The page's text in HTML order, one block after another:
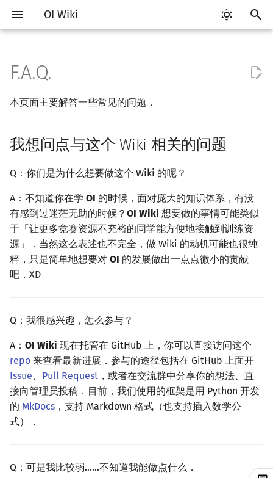
OI Wiki
开
搜
索
我想问点与这个 Wiki 相关的
问题
比赛相关简介
题型
学习路线
学习资源
技巧
常见错误
常见技巧
出题
工具软件简介
VS Code
Atom
Eclipse
Notepad++
Kate
Geany
Xcode
GUIDE
CP Editor
评测工具 Cena
CCR Plus
Lemon
命令行
命令行编译与调试
编译器
WSL (Windows 10)
Testlib
Generator
Validator
Interactor
Checker
Polygon
OJ 工具
LaTeX 入门
语言基础简介
变量
运算
流程控制语句
高级数据类型
函数
C++ 标准库 STL 算法
bitset
string
pair
C++ 进阶
值类别
重载运算符
引用
常量
新版 C++ 特性
编译优化
C++ 与其他常用语言的区别
Pascal 转 C++ 急救
Python 速成
Java 进阶
算法基础简介
枚举
模拟
递归 & 分治
贪心
排序
冒泡排序
插入排序
计数排序
基数排序
快速排序
桶排序
希尔排序
锦标赛排序
排序相关 STL
二分
倍增
构造
搜索部分简介
BFS（搜索）
双向搜索
启发式搜索
A*
迭代加深搜索
回溯法
Dancing Links
Alpha–Beta 剪枝
优化
动态规划部分简介
记忆化搜索
背包 DP
区间 DP
DAG 上的 DP
树形 DP
数位 DP
插头 DP
计数 DP
动态 DP
DP 套 DP
斜率优化
四边形不等式优化
Slope Trick 优化
WQS 二分
状态设计优化
字符串部分简介
标准库
字符串匹配
字符串哈希
字典树 (Trie)
前缀函数与 KMP 算法
Z 函数（扩展 KMP）
AC 自动机
后缀数组 (SA)
后缀自动机 (SAM)
广义后缀自动机
数学部分简介
数字系统 平衡三进制
格雷码
位操作
二进制集合操作
高精度计算
快速幂
弧度制与坐标系
复数
数论
素数
最大公约数
欧拉函数
筛法
分解质因数
模逆元
线性同余方程
中国剩余定理
阶乘取模
多项式与生成函数
快速傅里叶变换
快速数论变换
快速沃尔什变换
Chirp Z 变换
多项式牛顿迭代
常系数齐次线性递推
多项式平移|连续点值平移
符号化方法
形式幂级数复合|复合逆
容斥原理
斐波那契数列
错位排列
卡特兰数
斯特林数
Entringer Number
Eulerian Number
分拆数
Pólya 计数
线性代数
内积和外积
矩阵
初等变换
行列式
线性空间
特征多项式
对角化
Jordan标准型
环论
域论
Schreier–Sims 算法
随机变量
随机变量的数字特征
概率不等式
零和游戏
非公平组合游戏
高斯消元
牛顿迭代法
数据结构部分简介
队列
链表
哈希表
并查集
堆
配对堆
左偏树
块状链表
树分块
Sqrt Tree
单调栈
单调队列
ST 表
树状数组
李超线段树
猫树
区间最值操作 & 区间历史
值
Kinetic Tournament Tree
划分树
Splay 树
WBLT
替罪羊树
笛卡尔树
Size Balanced Tree
左偏红黑树
AA 树
可持久化块状数组
可持久化平衡树
可持久化字典树
可持久化可并堆
线段树套平衡树
树状数组套权值线段树
分块套树状数组
Euler Tour Tree
Top Tree
图论部分简介
图的存储
DFS（图论）
BFS（图论）
树上问题
树的中心
树的重心
最近公共祖先
树链剖分
树上启发式合并
动态树分治
AHU 算法
树哈希
有向无环图
最短路问题
k 短路
同余最短路
生成树问题
最小直径生成树
斯坦纳树
拆点
割点和桥
圆方树
点/边连通度
环计数问题
最小割
费用流
上下界网络流
Stoer–Wagner 算法
二分图最大权匹配
一般图最大匹配
一般图最大权匹配
稳定匹配
计算几何部分简介
三维计算几何基础
距离
Pick 定理
三角剖分
凸包
旋转卡壳
半平面交
平面最近点对
随机增量法
计算几何杂项
杂项简介
双指针
离线算法
整体二分
莫队算法
分数规划
随机化
爬山算法
模拟退火
悬线法
计算理论基础
字节顺序
约瑟夫问题
表达式求值
主元素问题
RMQ
括号序列
线段树与离线询问
F.A.Q.
本页面主要解答一些常见的问题．
我想问点与这个 Wiki 相关的问题
Q：你们是为什么想要做这个 Wiki 的呢？
A：不知道你在学 OI 的时候，面对庞大的知识体系，有没
有感到过迷茫无助的时候？ OI Wiki 想要做的事情可能类似
于「让更多竞赛资源不充裕的同学能方便地接触到训练资
源」．当然这么表述也不完全，做 Wiki 的动机可能也很纯
粹，只是简单地想要对 OI 的发展做出一点点微小的贡献
吧．XD
Q：我很感兴趣，怎么参与？
A： OI Wiki 现在托管在 GitHub 上，你可以直接访问这个
repo 来查看最新进展．参与的途径包括在 GitHub 上面开
Issue、 Pull Request ，或者在交流群中分享你的想法、直
接向管理员投稿．目前，我们使用的框架是用 Python 开发
的 MkDocs ，支持 Markdown 格式（也支持插入数学公
式）．
Q：可是我比较弱……不知道我能做点什么．